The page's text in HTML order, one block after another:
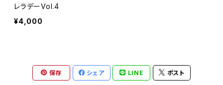
レラデーVol.4
¥4,000
保存 シェア LINE ポスト